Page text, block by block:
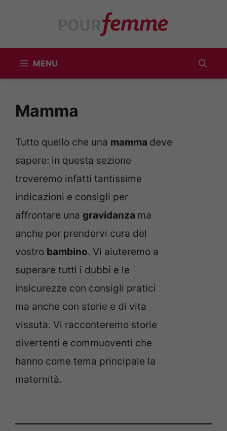
MENU
Mamma
Tutto quello che una mamma deve
sapere: in questa sezione
troveremo infatti tantissime
indicazioni e consigli per
affrontare una gravidanza ma
anche per prendervi cura del
vostro bambino. Vi aiuteremo a
superare tutti i dubbi e le
insicurezze con consigli pratici
ma anche con storie e di vita
vissuta. Vi racconteremo storie
divertenti e commuoventi che
hanno come tema principale la
maternità.